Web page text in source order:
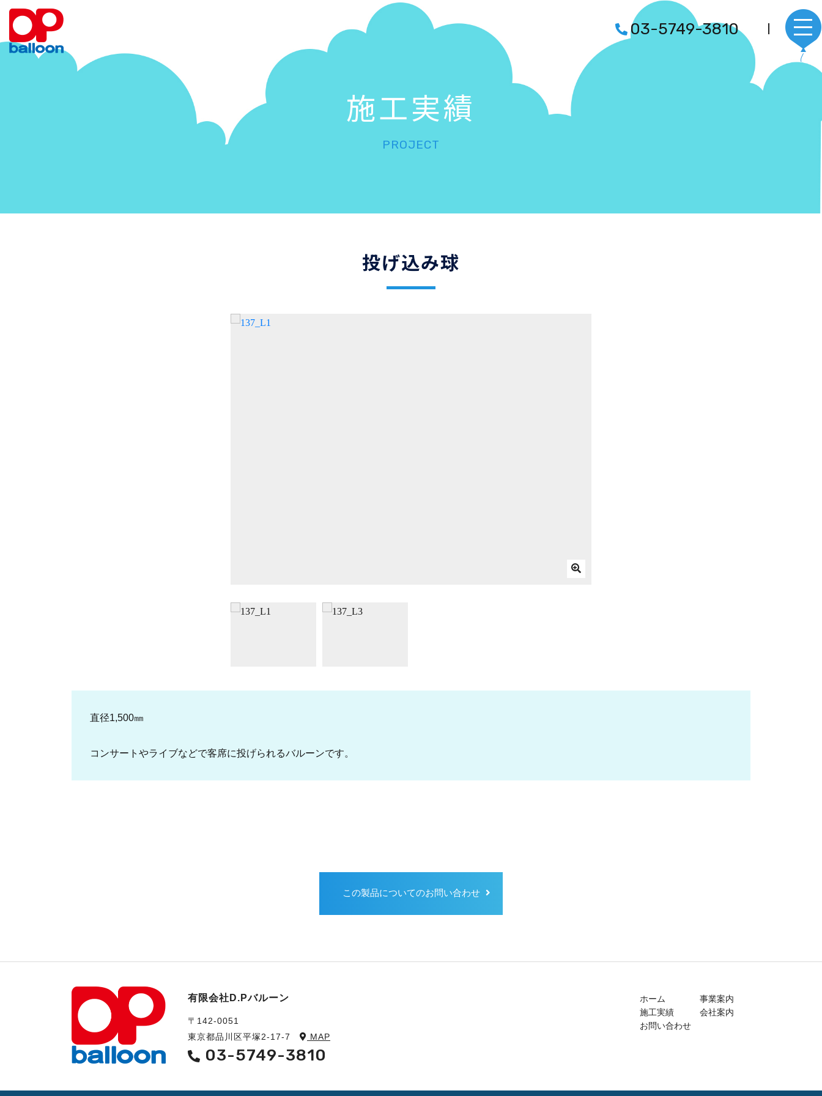
03-5749-3810
施工実績
PROJECT
投げ込み球
直径1,500㎜
コンサートやライブなどで客席に投げられるバルーンです。
この製品についてのお問い合わせ
有限会社D.Pバルーン
〒142-0051
東京都品川区平塚2-17-7
MAP
03-5749-3810
ホーム
事業案内
施工実績
会社案内
お問い合わせ